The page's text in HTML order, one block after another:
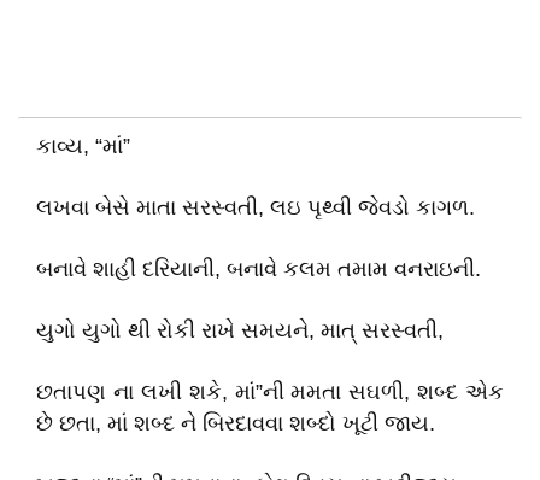
કાવ્ય, “માં”
લખવા બેસે માતા સરસ્વતી, લઇ પૃથ્વી જેવડો કાગળ.
બનાવે શાહી દરિયાની, બનાવે કલમ તમામ વનરાઇની.
યુગો યુગો થી રોકી રાખે સમયને, માત્ સરસ્વતી,
છતાપણ ના લખી શકે, માં”ની મમતા સઘળી, શબ્દ એક
છે છતા, માં શબ્દ ને બિરદાવવા શબ્દો ખૂટી જાય.